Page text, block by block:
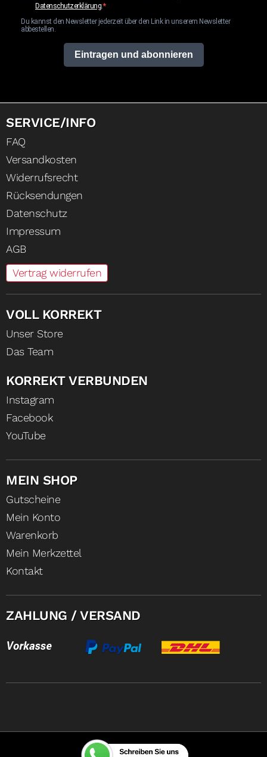
Datenschutzerklärung
Du kannst den Newsletter jederzeit über den Link in unserem Newsletter
abbestellen.
Eintragen und abonnieren
SERVICE/INFO
FAQ
Versandkosten
Widerrufsrecht
Rücksendungen
Datenschutz
Impressum
AGB
Vertrag widerrufen
VOLL KORREKT
Unser Store
Das Team
KORREKT VERBUNDEN
Instagram
Facebook
YouTube
MEIN SHOP
Gutscheine
Mein Konto
Warenkorb
Mein Merkzettel
Kontakt
ZAHLUNG / VERSAND